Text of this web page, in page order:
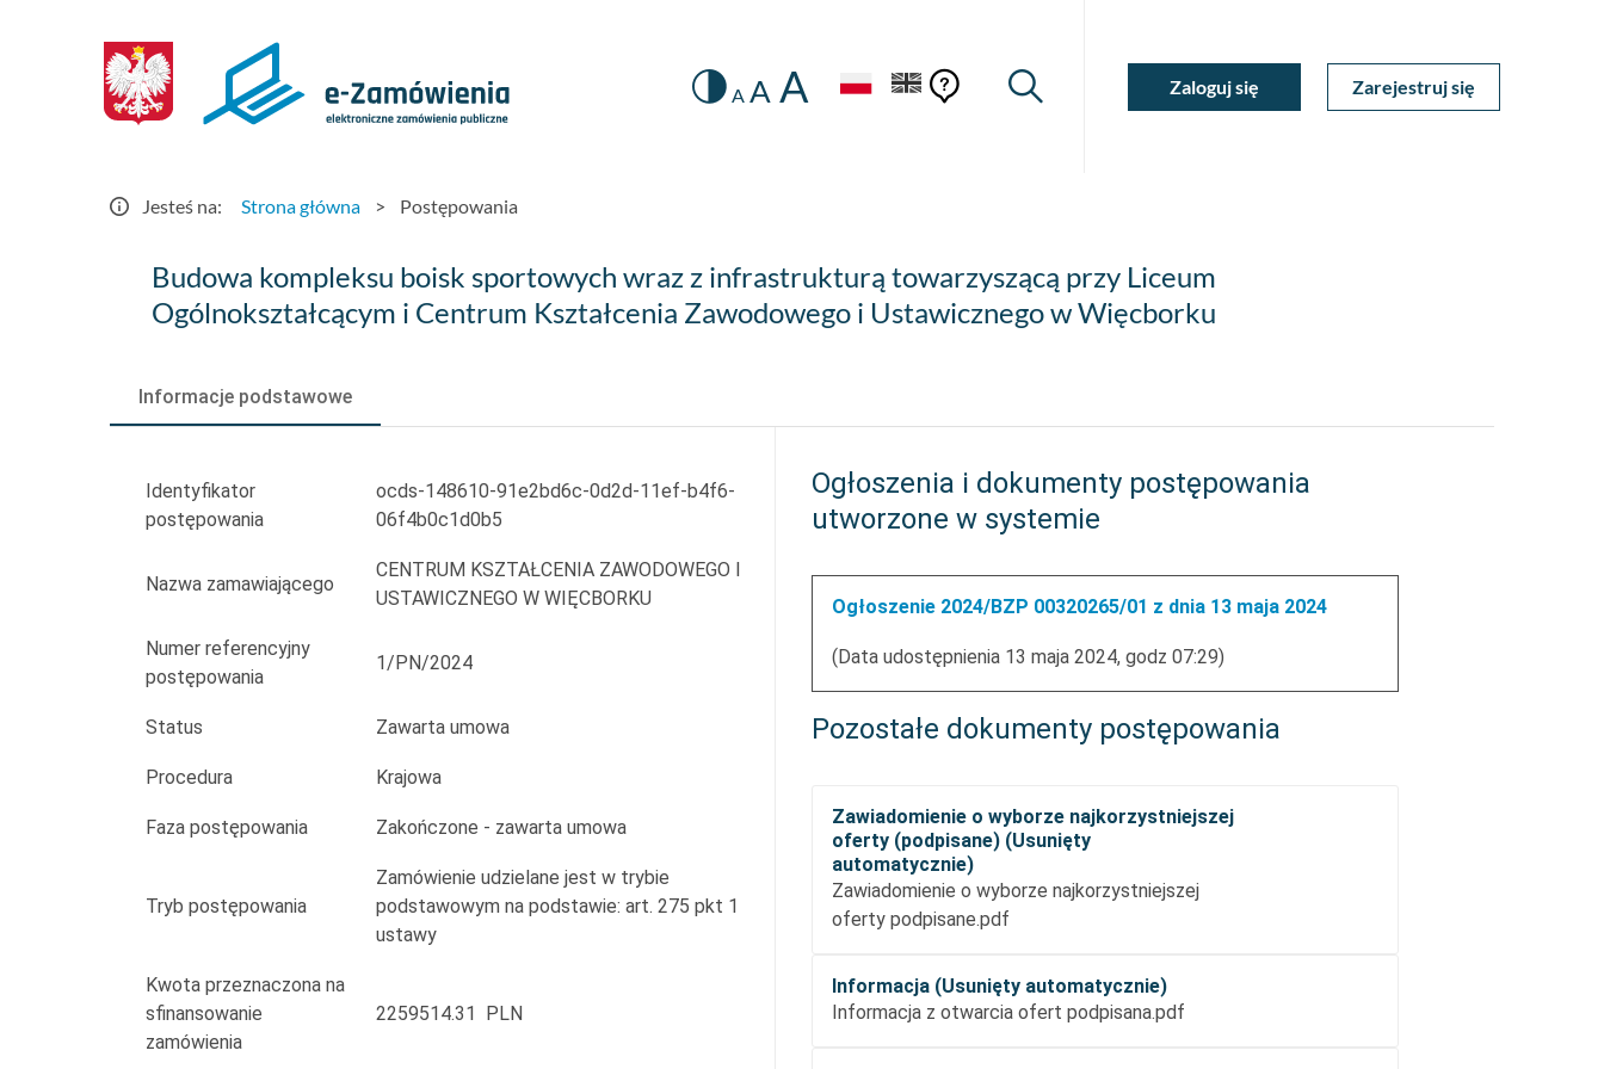
Postępowania
HEADER.SETTINGS_SR
Zmiana
A A A
Pomoc
PomocWyszukiwarka
MojeZaloguj się Zarejestruj się
Jesteś na: Strona główna > Postępowania
Budowa
kompleksu
sportowych
towarzyszącą
przy
Liceum
Ogólnokształcącym
Centrum
Zawodowego
Ustawicznego
Budowa kompleksu boisk sportowych wraz z infrastrukturą towarzyszącą przy Liceum
Ogólnokształcącym i Centrum Kształcenia Zawodowego i Ustawicznego w Więcborku
Informacje podstawowe
Identyfikator
postępowania
ocds-148610-91e2bd6c-0d2d-11ef-b4f6-
06f4b0c1d0b5
Nazwa zamawiającego
CENTRUM KSZTAŁCENIA ZAWODOWEGO I
USTAWICZNEGO W WIĘCBORKU
Numer referencyjny
postępowania
1/PN/2024
Status Zawarta umowa
Procedura Krajowa
Faza postępowania Zakończone - zawarta umowa
Tryb postępowania
Zamówienie udzielane jest w trybie
podstawowym na podstawie: art. 275 pkt 1
ustawy
Kwota przeznaczona na
sfinansowanie
zamówienia
2259514.31 PLN
Ogłoszenia i dokumenty postępowania
utworzone w systemie
Ogłoszenie 2024/BZP 00320265/01 z dnia 13 maja 2024
(Data udostępnienia 13 maja 2024, godz 07:29)
Pozostałe dokumenty postępowania
Zawiadomienie o wyborze najkorzystniejszej
oferty (podpisane) (Usunięty
automatycznie)
Zawiadomienie o wyborze najkorzystniejszej
oferty podpisane.pdf
Informacja (Usunięty automatycznie)
Informacja z otwarcia ofert podpisana.pdf